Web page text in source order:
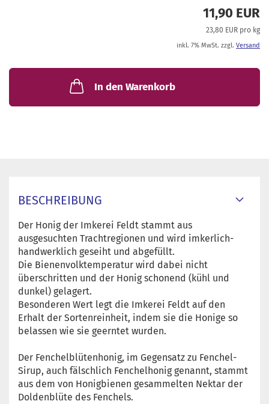
11,90 EUR
23,80 EUR pro kg
inkl. 7% MwSt. zzgl. Versand
In den Warenkorb
BESCHREIBUNG
Der Honig der Imkerei Feldt stammt aus
ausgesuchten Trachtregionen und wird imkerlich-
handwerklich geseiht und abgefüllt.
Die Bienenvolktemperatur wird dabei nicht
überschritten und der Honig schonend (kühl und
dunkel) gelagert.
Besonderen Wert legt die Imkerei Feldt auf den
Erhalt der Sortenreinheit, indem sie die Honige so
belassen wie sie geerntet wurden.
Der Fenchelblütenhonig, im Gegensatz zu Fenchel-
Sirup, auch fälschlich Fenchelhonig genannt, stammt
aus dem von Honigbienen gesammelten Nektar der
Doldenblüte des Fenchels.